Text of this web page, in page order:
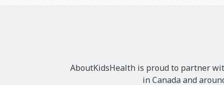
AboutKidsHealth is proud to partner
in Canada and